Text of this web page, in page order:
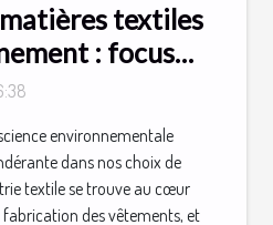
textiles
: focus
environnementale
dans nos choix de
textile se trouve au cœur
des vêtements, et